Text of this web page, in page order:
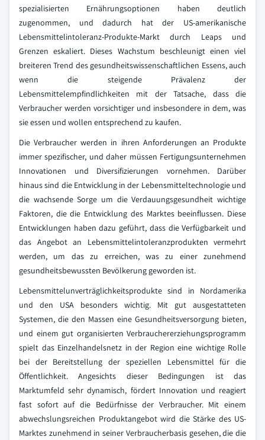
spezialisierten Ernährungsoptionen haben deutlich
zugenommen, und dadurch hat der US-amerikanische
Lebensmittelintoleranz-Produkte-Markt durch Leaps und
Grenzen eskaliert. Dieses Wachstum beschleunigt einen viel
breiteren Trend des gesundheitswissenschaftlichen Essens, auch
wenn die steigende Prävalenz der
Lebensmittelempfindlichkeiten mit der Tatsache, dass die
Verbraucher werden vorsichtiger und insbesondere in dem, was
sie essen und wollen entsprechend zu kaufen.
Die Verbraucher werden in ihren Anforderungen an Produkte
immer spezifischer, und daher müssen Fertigungsunternehmen
Innovationen und Diversifizierungen vornehmen. Darüber
hinaus sind die Entwicklung in der Lebensmitteltechnologie und
die wachsende Sorge um die Verdauungsgesundheit wichtige
Faktoren, die die Entwicklung des Marktes beeinflussen. Diese
Entwicklungen haben dazu geführt, dass die Verfügbarkeit und
das Angebot an Lebensmittelintoleranzprodukten vermehrt
werden, um das zu erreichen, was zu einer zunehmend
gesundheitsbewussten Bevölkerung geworden ist.
Lebensmittelunverträglichkeitsprodukte sind in Nordamerika
und den USA besonders wichtig. Mit gut ausgestatteten
Systemen, die den Massen eine Gesundheitsversorgung bieten,
und einem gut organisierten Verbrauchererziehungsprogramm
spielt das Einzelhandelsnetz in der Region eine wichtige Rolle
bei der Bereitstellung der speziellen Lebensmittel für die
Öffentlichkeit. Angesichts dieser Bedingungen ist das
Marktumfeld sehr dynamisch, fördert Innovation und reagiert
fast sofort auf die Bedürfnisse der Verbraucher. Mit einem
abwechslungsreichen Produktangebot wird die Stärke des US-
Marktes zunehmend in seiner Verbraucherbasis gesehen, die die